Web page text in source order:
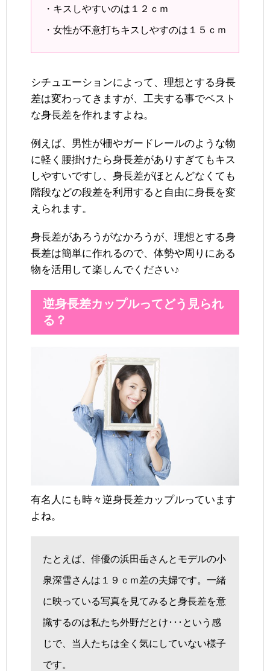
・キスしやすいのは１２ｃｍ
・女性が不意打ちキスしやすのは１５ｃｍ
シチュエーションによって、理想とする身長
差は変わってきますが、工夫する事でベスト
な身長差を作れますよね。
例えば、男性が柵やガードレールのような物
に軽く腰掛けたら身長差がありすぎてもキス
しやすいですし、身長差がほとんどなくても
階段などの段差を利用すると自由に身長を変
えられます。
身長差があろうがなかろうが、理想とする身
長差は簡単に作れるので、体勢や周りにある
物を活用して楽しんでください♪
逆身長差カップルってどう見られ
る？
有名人にも時々逆身長差カップルっています
よね。
たとえば、俳優の浜田岳さんとモデルの小
泉深雪さんは１９ｃｍ差の夫婦です。一緒
に映っている写真を見てみると身長差を意
識するのは私たち外野だとけ･･･という感
じで、当人たちは全く気にしていない様子
です。